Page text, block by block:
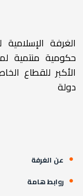
الغرفة
حكومية منتمية
دولة
عن الغرفة
روابط هامة